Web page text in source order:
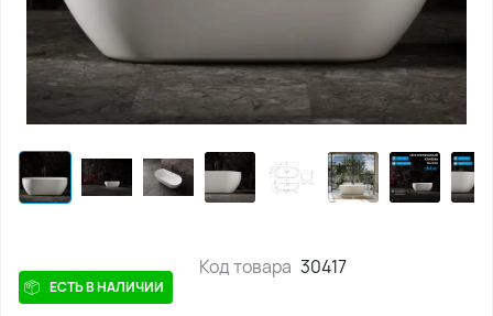
ЕСТЬ В НАЛИЧИИ
Код товара 30417